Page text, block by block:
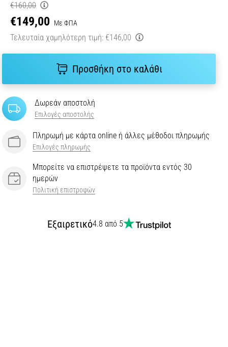
€160,00
€149,00 Με ΦΠΑ
Τελευταία χαμηλότερη τιμή: €146,00
Προσθήκη στο καλάθι
Δωρεάν αποστολή
Επιλογές αποστολής
Πληρωμή με κάρτα online ή άλλες μέθοδοι πληρωμής
Επιλογές πληρωμής
Μπορείτε να επιστρέψετε τα προϊόντα εντός 30
ημερών
Πολιτική επιστροφών
Εξαιρετικό4.8 από 5